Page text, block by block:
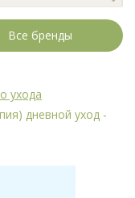
Все бренды
ухода
дневной уход -